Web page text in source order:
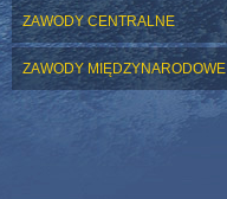
ZAWODY CENTRALNE
ZAWODY MIĘDZYNARODOWE